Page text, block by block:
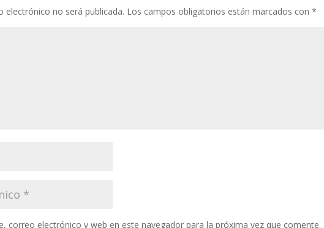
electrónico no será publicada. Los campos obligatorios están marcados con*
correo electrónico y web en este navegador para la próxima vez que comente.